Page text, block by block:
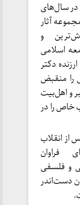
در سال‌های
‌آثار
و
اسلامی
دکتر
را منقبض
و اهل‌بیت
خاص را در
از انقلاب
فراوان
و فلسفی
دست‌اندر